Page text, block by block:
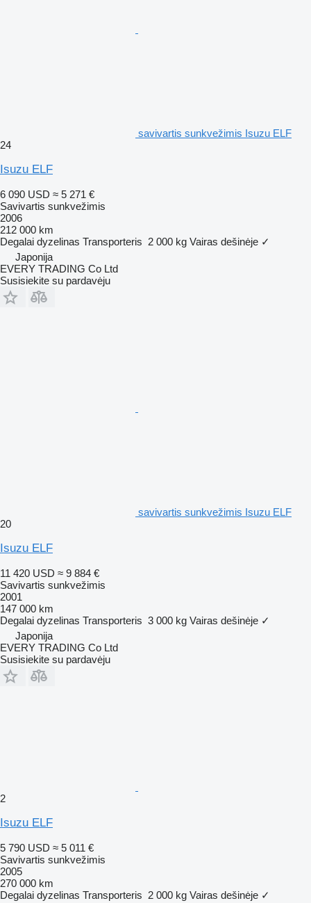
savivartis sunkvežimis Isuzu ELF
24
Isuzu ELF
6 090 USD ≈ 5 271 €
Savivartis sunkvežimis
2006
212 000 km
Degalai dyzelinas Transporteris 2 000 kg Vairas dešinėje ✓
Japonija
EVERY TRADING Co Ltd
Susisiekite su pardavėju
savivartis sunkvežimis Isuzu ELF
20
Isuzu ELF
11 420 USD ≈ 9 884 €
Savivartis sunkvežimis
2001
147 000 km
Degalai dyzelinas Transporteris 3 000 kg Vairas dešinėje ✓
Japonija
EVERY TRADING Co Ltd
Susisiekite su pardavėju
2
Isuzu ELF
5 790 USD ≈ 5 011 €
Savivartis sunkvežimis
2005
270 000 km
Degalai dyzelinas Transporteris 2 000 kg Vairas dešinėje ✓